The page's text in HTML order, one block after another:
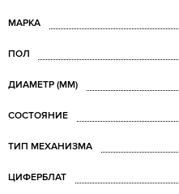
МАРКА
ПОЛ
ДИАМЕТР (MM)
СОСТОЯНИЕ
ТИП МЕХАНИЗМА
ЦИФЕРБЛАТ